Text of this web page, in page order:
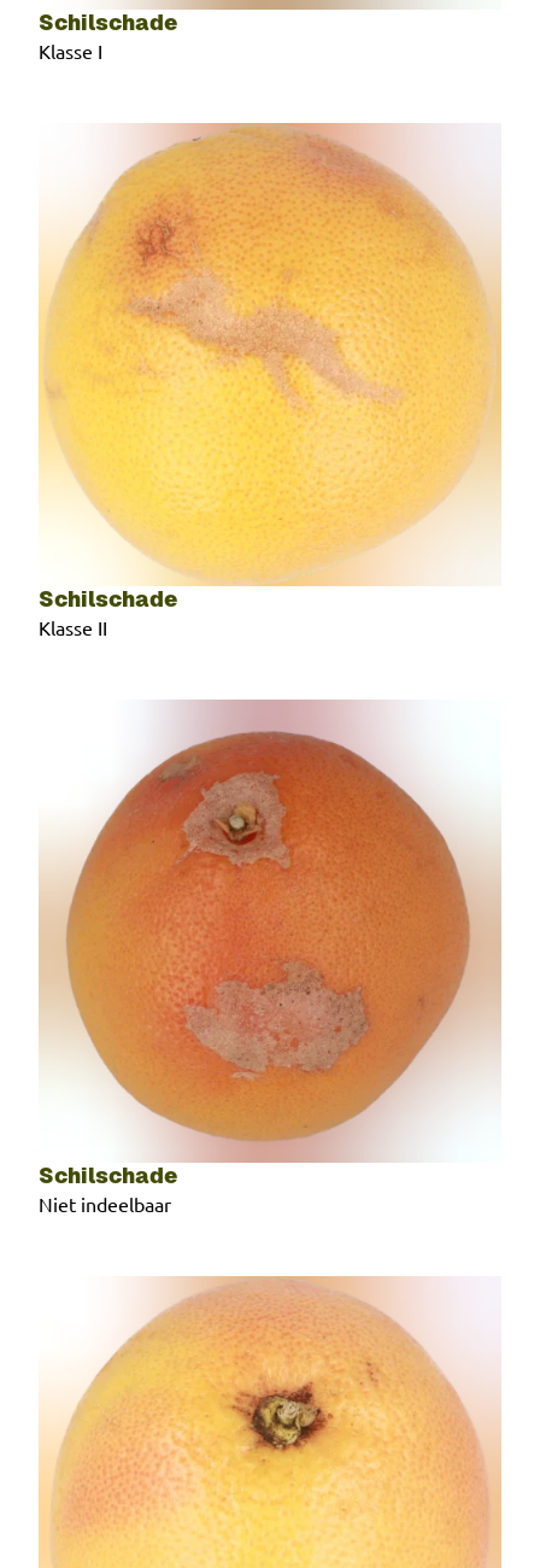
Schilschade
Klasse I
Schilschade
Klasse II
Schilschade
Niet indeelbaar